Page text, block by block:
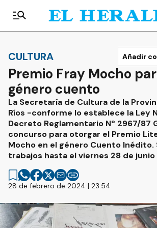
CULTURA Añadir
Premio Fray Mocho
género cuento
La Secretaría de Cultura de la
Ríos -conforme lo establece la Ley
Decreto Reglamentario Nº 2967/87
concurso para otorgar el Premio
Mocho en el género Cuento Inédito.
trabajos hasta el viernes 28 de
28 de febrero de 2024 | 23:54